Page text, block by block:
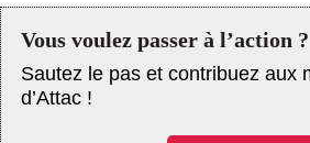
Vous voulez passer à l’action ?
Sautez le pas et contribuez aux
d’Attac !